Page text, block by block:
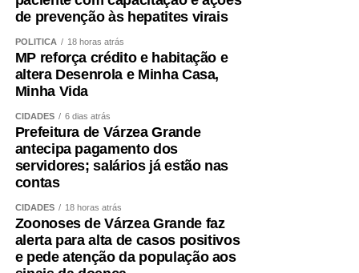
de prevenção às hepatites virais
POLÍTICA 18 horas atrás
MP reforça crédito e habitação e
altera Desenrola e Minha Casa,
Minha Vida
CIDADES 6 dias atrás
Prefeitura de Várzea Grande
antecipa pagamento dos
servidores; salários já estão nas
contas
CIDADES 18 horas atrás
Zoonoses de Várzea Grande faz
alerta para alta de casos positivos
e pede atenção da população aos